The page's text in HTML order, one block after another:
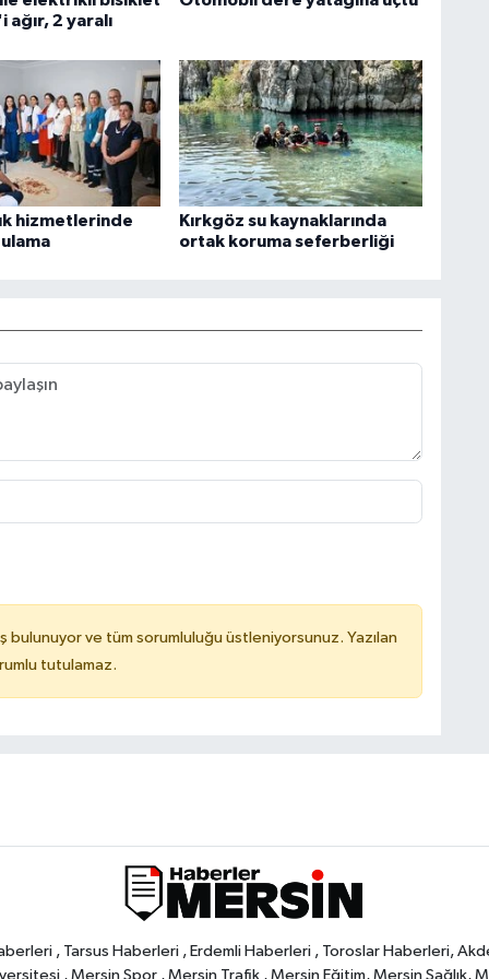
ağır, 2 yaralı
hizmetlerinde
Kırkgöz su kaynaklarında
ortak koruma seferberliği
bulunuyor ve tüm sorumluluğu üstleniyorsunuz. Yazılan
tutulamaz.
, Tarsus Haberleri , Erdemli Haberleri , Toroslar Haberleri,
, Mersin Spor , Mersin Trafik , Mersin Eğitim, Mersin Sağlık,